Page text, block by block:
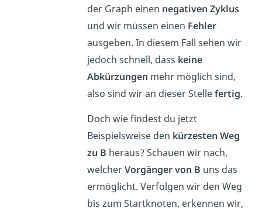
der Graph einen negativen Zyklus
und wir müssen einen Fehler
ausgeben. In diesem Fall sehen wir
jedoch schnell, dass keine
Abkürzungen mehr möglich sind,
also sind wir an dieser Stellefertig.
Doch wie findest du jetzt
Beispielsweise den kürzesten Weg
zu B heraus? Schauen wir nach,
welcherVorgänger von B uns das
ermöglicht. Verfolgen wir den Weg
bis zum Startknoten, erkennen wir,